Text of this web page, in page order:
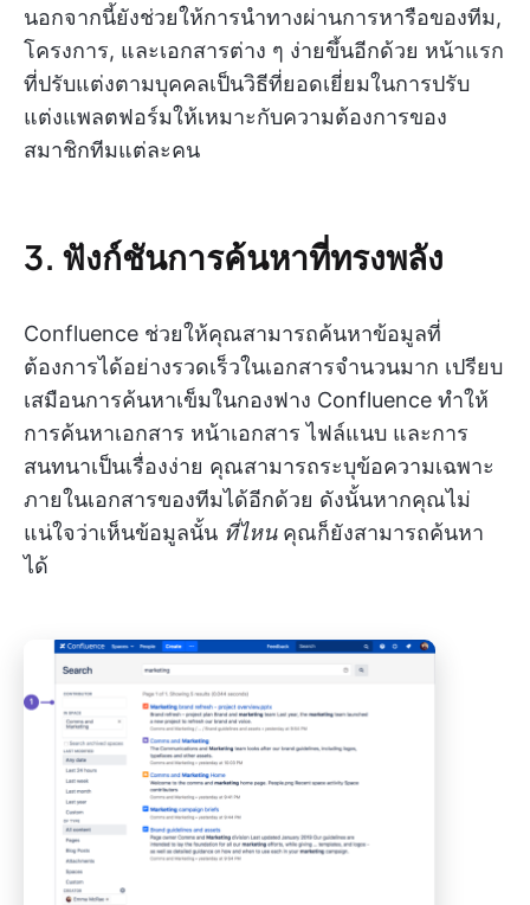
นอกจากนี้ยังช่วยให้การนำทางผ่านการหารือของทีม,
โครงการ, และเอกสารต่าง ๆ ง่ายขึ้นอีกด้วย หน้าแรก
ที่ปรับแต่งตามบุคคลเป็นวิธีที่ยอดเยี่ยมในการปรับ
แต่งแพลตฟอร์มให้เหมาะกับความต้องการของ
สมาชิกทีมแต่ละคน
3. ฟังก์ชันการค้นหาที่ทรงพลัง
Confluence ช่วยให้คุณสามารถค้นหาข้อมูลที่
ต้องการได้อย่างรวดเร็วในเอกสารจำนวนมาก เปรียบ
เสมือนการค้นหาเข็มในกองฟาง Confluence ทำให้
การค้นหาเอกสาร หน้าเอกสาร ไฟล์แนบ และการ
สนทนาเป็นเรื่องง่าย คุณสามารถระบุข้อความเฉพาะ
ภายในเอกสารของทีมได้อีกด้วย ดังนั้นหากคุณไม่
แน่ใจว่าเห็นข้อมูลนั้น ที่ไหนคุณก็ยังสามารถค้นหา
ได้